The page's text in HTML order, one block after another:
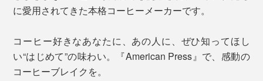
に愛用されてきた本格コーヒーメーカーです。
コーヒー好きなあなたに、あの人に、ぜひ知ってほし
い“はじめて”の味わい。『American Press』で、感動の
コーヒーブレイクを。